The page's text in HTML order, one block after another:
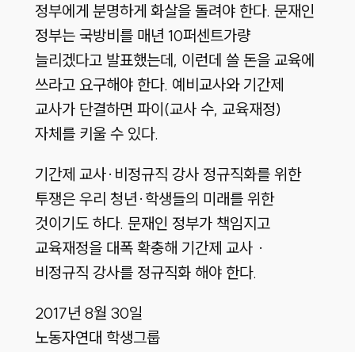
정부에게 분명하게 화살을 돌려야 한다. 문재인
정부는 국방비를 매년 10퍼센트가량
늘리겠다고 발표했는데, 이런데 쓸 돈을 교육에
쓰라고 요구해야 한다. 예비교사와 기간제
교사가 단결하면 파이(교사 수, 교육재정)
자체를 키울 수 있다.
기간제 교사·비정규직 강사 정규직화를 위한
투쟁은 우리 청년·학생들의 미래를 위한
것이기도 하다. 문재인 정부가 책임지고
교육재정을 대폭 확충해 기간제 교사 ·
비정규직 강사를 정규직화 해야 한다.
2017년 8월 30일
노동자연대 학생그룹